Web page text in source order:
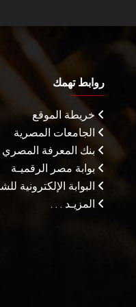
روابط تهمك
خريطة الموقع
الجامعات المصرية
بنك المعرفة المصري
بوابة مصر الرقميـة
البوابة الإلكترونية
المزيـد . . .